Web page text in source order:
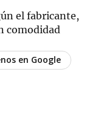
el fabricante,
comodidad
en Google